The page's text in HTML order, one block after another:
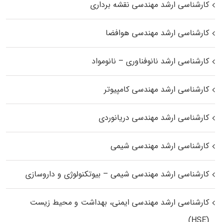
کارشناسی ارشد مهندسی نقشه برداری
کارشناسی ارشد مهندسی هوافضا
کارشناسی ارشد نانوفناوری – نانومواد
کارشناسی ارشد مهندسی کامپیوتر
کارشناسی ارشد مهندسی دریانوردی
کارشناسی ارشد مهندسی شیمی
کارشناسی ارشد مهندسی شیمی – بیوتکنولوژی و داروسازی
کارشناسی ارشد مهندسی ایمنی، بهداشت و محیط زیست